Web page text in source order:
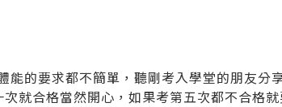
能的要求都不簡單，聽剛考入學堂的朋友分
就合格當然開心，如果考第五次都不合格